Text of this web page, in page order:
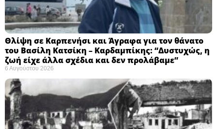
Θλίψη σε Καρπενήσι και Άγραφα για τον θάνατο
του Βασίλη Κατσίκη – Καρδαμπίκης: “Δυστυχώς, η
ζωή είχε άλλα σχέδια και δεν προλάβαμε”
6 Αυγούστου 2026